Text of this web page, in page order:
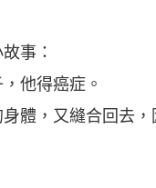
事：
他得癌症。
體，又縫合回去，